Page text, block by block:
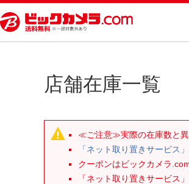
店舗在庫一覧
≪ご注意≫実際の在庫数と異
「ネット取り置きサービス
クーポンはビックカメラ
「ネット取り置きサービス